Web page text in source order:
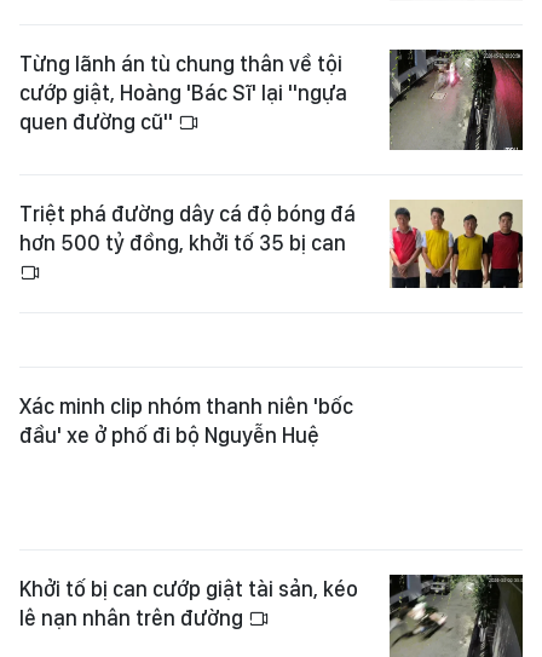
Từng lãnh án tù chung thân về tội
cướp giật, Hoàng 'Bác Sĩ' lại "ngựa
quen đường cũ"
Triệt phá đường dây cá độ bóng đá
hơn 500 tỷ đồng, khởi tố 35 bị can
Xác minh clip nhóm thanh niên 'bốc
đầu' xe ở phố đi bộ Nguyễn Huệ
lê nạn nhân trên đường